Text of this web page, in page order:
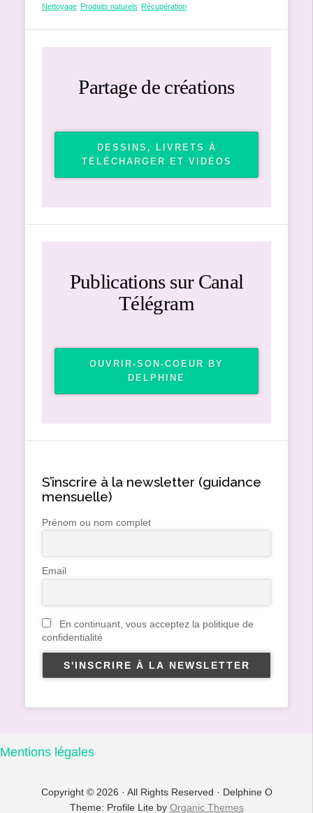
Nettoyage Produits naturels Récupération
Partage de créations
DESSINS, LIVRETS À
TÉLÉCHARGER ET VIDÉOS
Publications sur Canal
Télégram
OUVRIR-SON-COEUR BY
DELPHINE
S’inscrire à la newsletter (guidance
mensuelle)
Prénom ou nom complet
Email
En continuant, vous acceptez la politique de
confidentialité
Mentions légales
Copyright © 2026 · All Rights Reserved · Delphine O
Theme: Profile Lite by Organic Themes